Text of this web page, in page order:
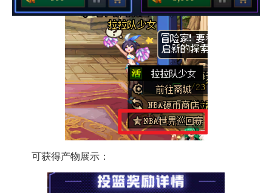
可获得产物展示：